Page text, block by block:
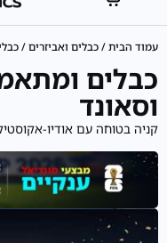
עמוד הבית/כבלים ואביזרים/
כבלים
וסאונד
קניה בטוחה עם אודיו-